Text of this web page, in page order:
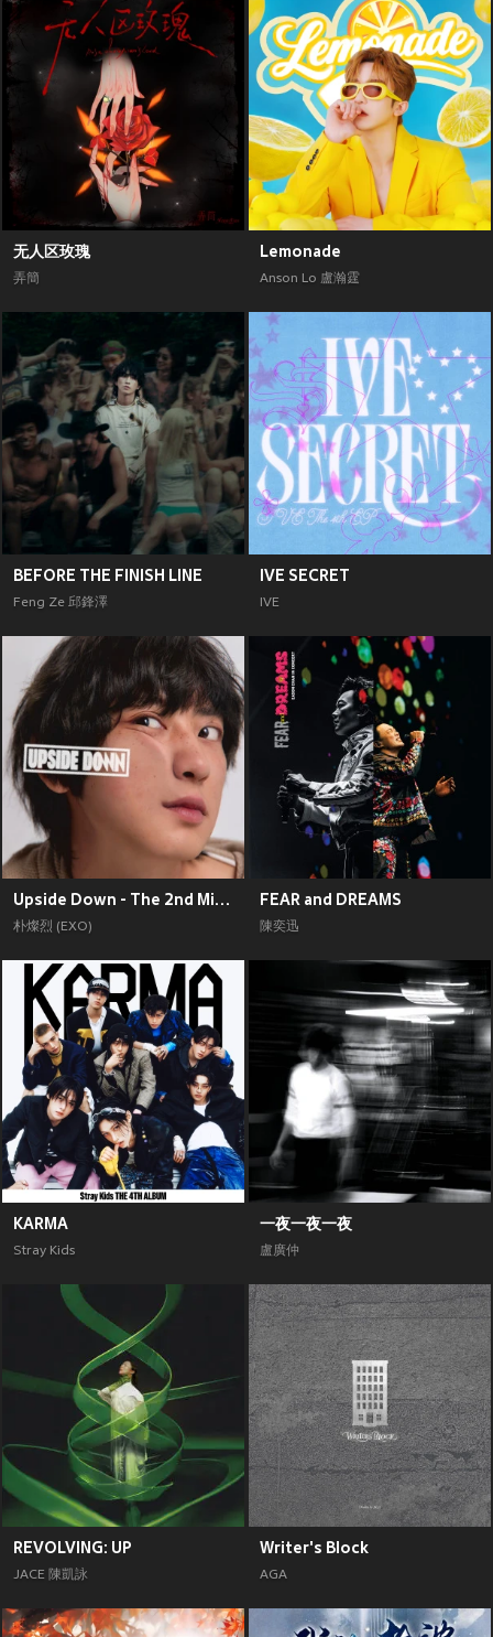
无人区玫瑰
弄簡
Lemonade
Anson Lo 盧瀚霆
BEFORE THE FINISH LINE
Feng Ze 邱鋒澤
IVE SECRET
IVE
Upside Down - The 2nd Mini Album
朴燦烈 (EXO)
FEAR and DREAMS
陳奕迅
KARMA
Stray Kids
一夜一夜一夜
盧廣仲
REVOLVING: UP
JACE 陳凱詠
Writer's Block
AGA